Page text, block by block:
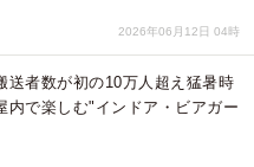
2026年06月12日 04時
送者数が初の10万人超え猛暑時
内で楽しむ"インドア・ビアガー